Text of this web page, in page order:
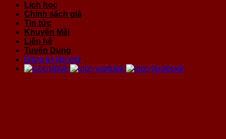
Lịch học
Chính sách giá
Tin tức
Khuyến Mãi
Liên hệ
Tuyển Dụng
Đăng ký tập thử